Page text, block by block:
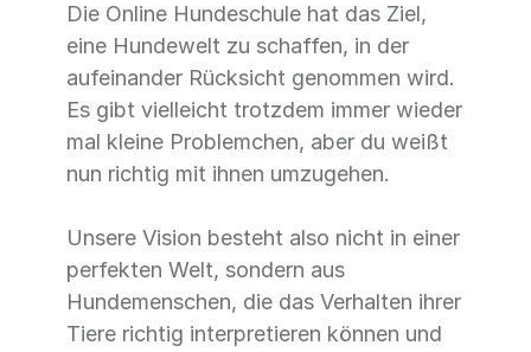
Die Online Hundeschule hat das Ziel,
eine Hundewelt zu schaffen, in der
aufeinander Rücksicht genommen wird.
Es gibt vielleicht trotzdem immer wieder
mal kleine Problemchen, aber du weißt
nun richtig mit ihnen umzugehen.
Unsere Vision besteht also nicht in einer
perfekten Welt, sondern aus
Hundemenschen, die das Verhalten ihrer
Tiere richtig interpretieren können und